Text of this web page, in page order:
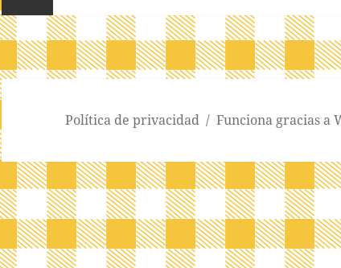
entradas
Página
Política de privacidad Funciona gracias a